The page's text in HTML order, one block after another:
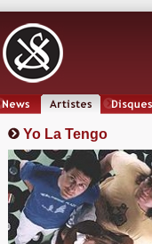
Yo La Tengo